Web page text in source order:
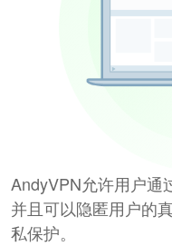
AndyVPN允许用户通
并且可以隐匿用户的
私保护。